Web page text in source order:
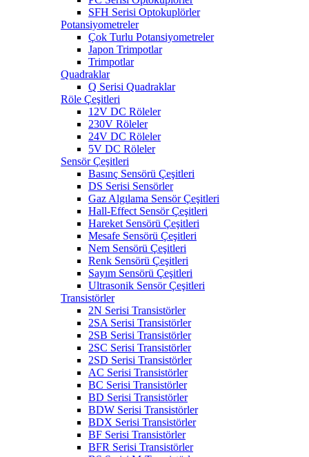
SFH Serisi Optokuplörler
Potansiyometreler
Çok Turlu Potansiyometreler
Japon Trimpotlar
Trimpotlar
Quadraklar
Q Serisi Quadraklar
Röle Çeşitleri
12V DC Röleler
230V Röleler
24V DC Röleler
5V DC Röleler
Sensör Çeşitleri
Basınç Sensörü Çeşitleri
DS Serisi Sensörler
Gaz Algılama Sensör Çeşitleri
Hall-Effect Sensör Çeşitleri
Hareket Sensörü Çeşitleri
Mesafe Sensörü Çeşitleri
Nem Sensörü Çeşitleri
Renk Sensörü Çeşitleri
Sayım Sensörü Çeşitleri
Ultrasonik Sensör Çeşitleri
Transistörler
2N Serisi Transistörler
2SA Serisi Transistörler
2SB Serisi Transistörler
2SC Serisi Transistörler
2SD Serisi Transistörler
AC Serisi Transistörler
BC Serisi Transistörler
BD Serisi Transistörler
BDW Serisi Transistörler
BDX Serisi Transistörler
BF Serisi Transistörler
BFR Serisi Transistörler